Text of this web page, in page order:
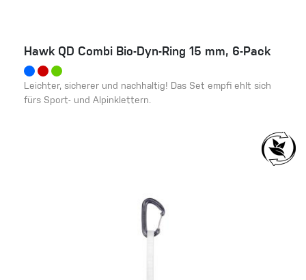
Hawk QD Combi Bio-Dyn-Ring 15 mm, 6-Pack
Leichter, sicherer und nachhaltig! Das Set empfi ehlt sich
fürs Sport- und Alpinklettern.